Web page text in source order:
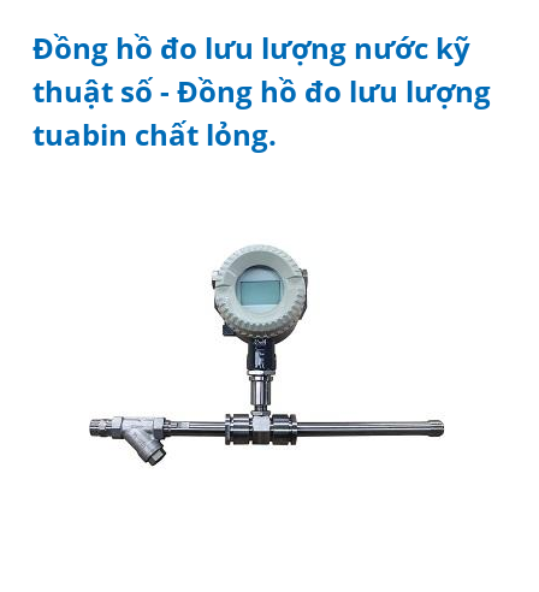
Đồng hồ đo lưu lượng nước kỹ
thuật số - Đồng hồ đo lưu lượng
tuabin chất lỏng.